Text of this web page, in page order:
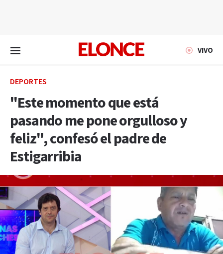
VIVO
DEPORTES
"Este momento que está
pasando me pone orgulloso y
feliz", confesó el padre de
Estigarribia